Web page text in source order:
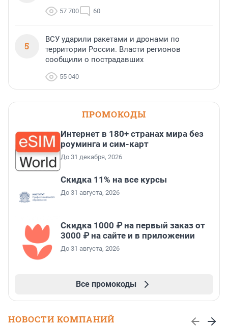
57 700 60
5
ВСУ ударили ракетами и дронами по
территории России. Власти регионов
сообщили о пострадавших
55 040
ПРОМОКОДЫ
Интернет в 180+ странах мира без
роуминга и сим-карт
До 31 декабря, 2026
Скидка 11% на все курсы
До 31 августа, 2026
Скидка 1000 ₽ на первый заказ от
3000 ₽ на сайте и в приложении
До 31 августа, 2026
Все промокоды
НОВОСТИ КОМПАНИЙ